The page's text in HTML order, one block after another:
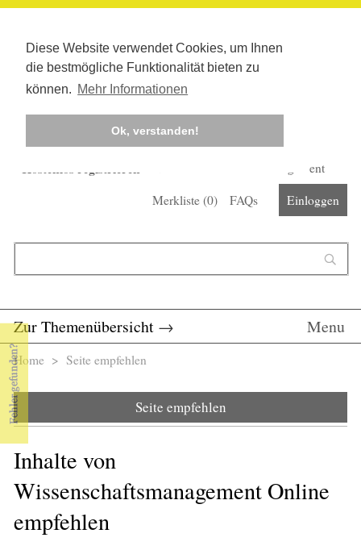
Diese Website verwendet Cookies, um Ihnen
die bestmögliche Funktionalität bieten zu
können. Mehr Informationen
Ok, verstanden!
Kostenlos registrieren
Corona-Management
Merkliste (0) FAQs Einloggen
Zur Themenübersicht → Menu
Sie sind hier
Home > Seite empfehlen
Seite empfehlen
Inhalte von
Wissenschaftsmanagement Online
empfehlen